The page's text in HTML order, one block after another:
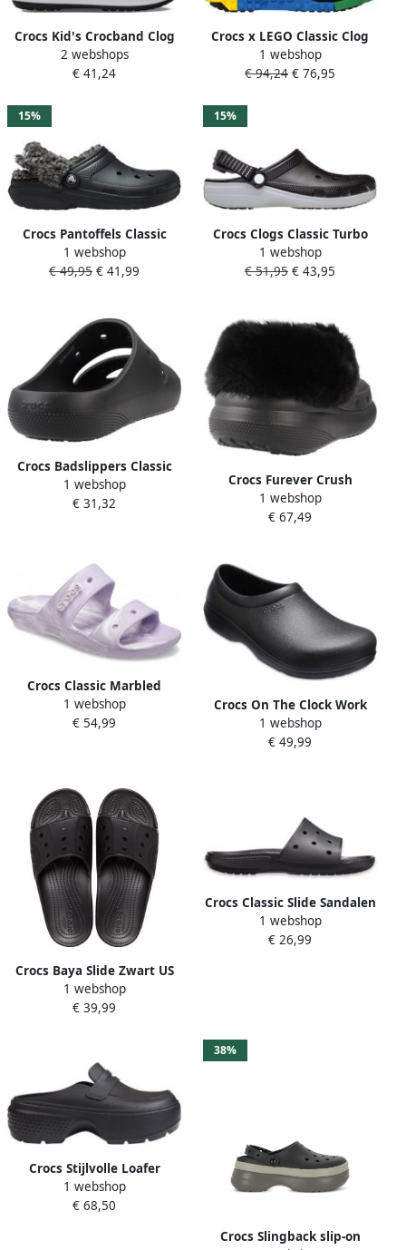
Crocs Kid's Crocband Clog
Sandalen maat 28-29 zwart
grijs
2 webshops
€ 41,24
Crocs x LEGO Classic Clog
Zwart- Zwart
1 webshop
€ 94,24 € 76,95
15%
Crocs Pantoffels Classic
Fleece Lined Clog Klompen
pantoffel met warme
1 webshop
€ 49,95 € 41,99
15%
Crocs Clogs Classic Turbo
badschoen sandaal met
ventilatieopeningen
1 webshop
€ 51,95 € 43,95
Crocs Badslippers Classic
Sandal V2 Zomerschoen
badschoen slippers slip-on
1 webshop
€ 31,32
Crocs Furever Crush
Klompen Zwart
1 webshop
€ 67,49
Crocs Classic Marbled
Sandal Lavender
1 webshop
€ 54,99
Crocs On The Clock Work
Slipon Vrijetijdsschoenen
maat M4 W6 zwart grijs
1 webshop
€ 49,99
Crocs Baya Slide Zwart US
M10 W12
1 webshop
€ 39,99
Crocs Classic Slide Sandalen
maat M10 W12 grijs
1 webshop
€ 26,99
Crocs Stijlvolle Loafer
Schoenen voor Vrouwen
Black Dames
1 webshop
€ 68,50
38%
Crocs Slingback slip-on